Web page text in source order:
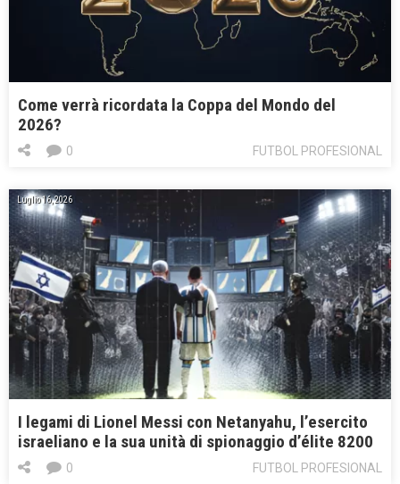
Come verrà ricordata la Coppa del Mondo del
2026?
FUTBOL PROFESIONAL
0
Luglio 16, 2026
I legami di Lionel Messi con Netanyahu, l’esercito
israeliano e la sua unità di spionaggio d’élite 8200
FUTBOL PROFESIONAL
0